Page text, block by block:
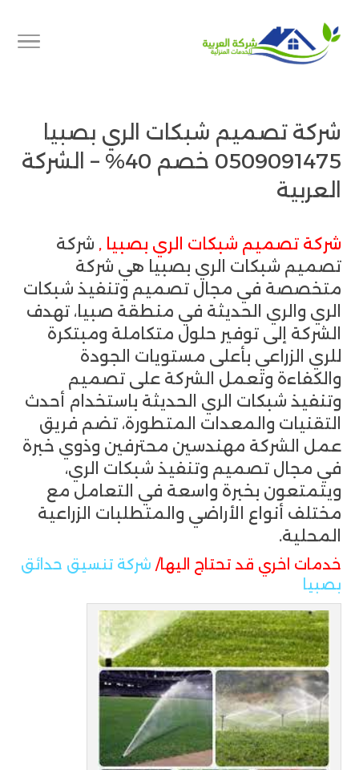
شركة تصميم شبكات الري بصبيا
0509091475 خصم 40% – الشركة
العربية
شركة تصميم شبكات الري بصبيا , شركة
تصميم شبكات الري بصبيا هي شركة
متخصصة في مجال تصميم وتنفيذ شبكات
الري والري الحديثة في منطقة صبيا، تهدف
الشركة إلى توفير حلول متكاملة ومبتكرة
للري الزراعي بأعلى مستويات الجودة
والكفاءة وتعمل الشركة على تصميم
وتنفيذ شبكات الري الحديثة باستخدام أحدث
التقنيات والمعدات المتطورة، تضم فريق
عمل الشركة مهندسين محترفين وذوي خبرة
في مجال تصميم وتنفيذ شبكات الري،
ويتمتعون بخبرة واسعة في التعامل مع
مختلف أنواع الأراضي والمتطلبات الزراعية
المحلية.
خدمات اخري قد تحتاج اليها/ شركة تنسيق حدائق
بصبيا